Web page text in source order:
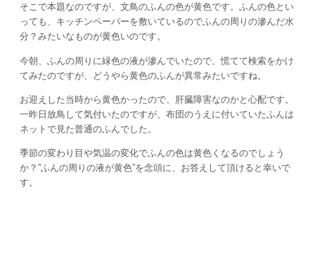
そこで本題なのですが、文鳥のふんの色が黄色です。ふんの色とい
っても、キッチンペーパーを敷いているのでふんの周りの滲んだ水
分？みたいなものが黄色いのです。
今朝、ふんの周りに緑色の液が滲んでいたので、慌てて検索をかけ
てみたのですが、どうやら黄色のふんが異常みたいですね。
お迎えした当時から黄色かったので、肝臓障害なのかと心配です。
一昨日放鳥して気付いたのですが、布団のうえに付いていたふんは
ネットで見た普通のふんでした。
季節の変わり目や気温の変化でふんの色は黄色くなるのでしょう
か？”ふんの周りの液が黄色”を念頭に、お答えして頂けると幸いで
す。